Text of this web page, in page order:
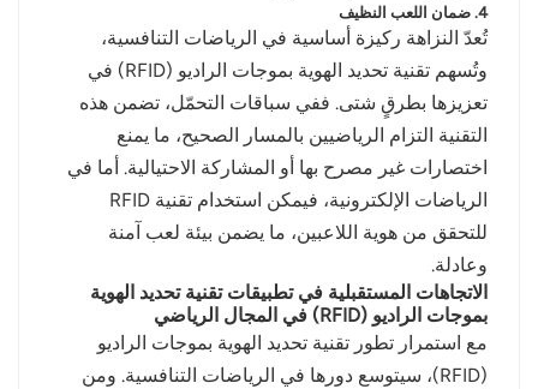
4. ضمان اللعب النظيف
تُعدّ النزاهة ركيزة أساسية في الرياضات التنافسية،
وتُسهم تقنية تحديد الهوية بموجات الراديو (RFID) في
تعزيزها بطرقٍ شتى. ففي سباقات التحمّل، تضمن هذه
التقنية التزام الرياضيين بالمسار الصحيح، ما يمنع
اختصارات غير مصرح بها أو المشاركة الاحتيالية. أما في
الرياضات الإلكترونية، فيمكن استخدام تقنية RFID
للتحقق من هوية اللاعبين، ما يضمن بيئة لعب آمنة
وعادلة.
الاتجاهات المستقبلية في تطبيقات تقنية تحديد الهوية
بموجات الراديو (RFID) في المجال الرياضي
مع استمرار تطور تقنية تحديد الهوية بموجات الراديو
(RFID)، سيتوسع دورها في الرياضات التنافسية. ومن